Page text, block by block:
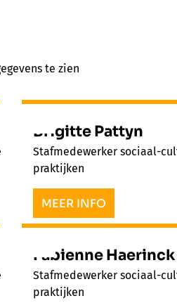
te zien
Brigitte Pattyn
Stafmedewerker sociaal-
praktijken
MEER INFO
Fabienne Haerinck
Stafmedewerker sociaal-
praktijken